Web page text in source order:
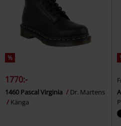
%
1770:-
1460 Pascal Virginia
Dr. Martens
Känga